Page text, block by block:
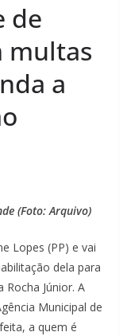
de
multas
a
(Foto: Arquivo)
Lopes (PP) e vai
dela para
Júnior. A
Municipal de
a quem é